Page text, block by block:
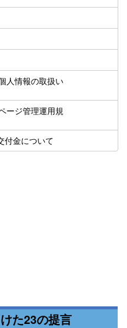
人情報の取扱い
ージ管理運用規
付金について
た23の提言